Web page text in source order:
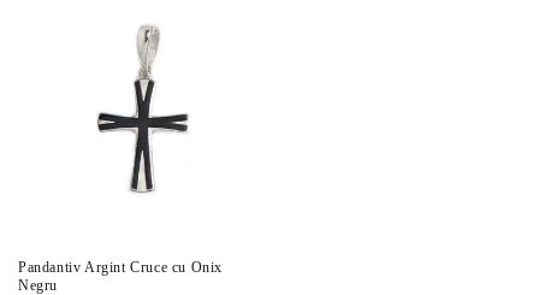
Pandantiv Argint Cruce cu Onix
Negru